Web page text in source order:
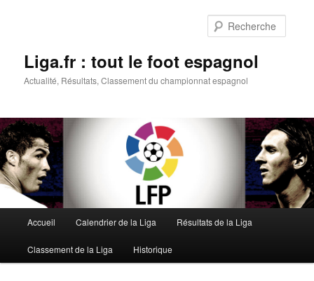
Liga.fr : tout le foot espagnol
Actualité, Résultats, Classement du championnat espagnol
principal
Accueil Calendrier de la Liga Résultats de la Liga
Classement de la Liga Historique